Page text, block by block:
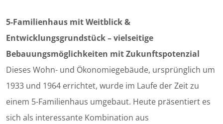
5-Familienhaus mit Weitblick &
Entwicklungsgrundstück – vielseitige
Bebauungsmöglichkeiten mit Zukunftspotenzial
Dieses Wohn- und Ökonomiegebäude, ursprünglich um
1933 und 1964 errichtet, wurde im Laufe der Zeit zu
einem 5-Familienhaus umgebaut. Heute präsentiert es
sich als interessante Kombination aus